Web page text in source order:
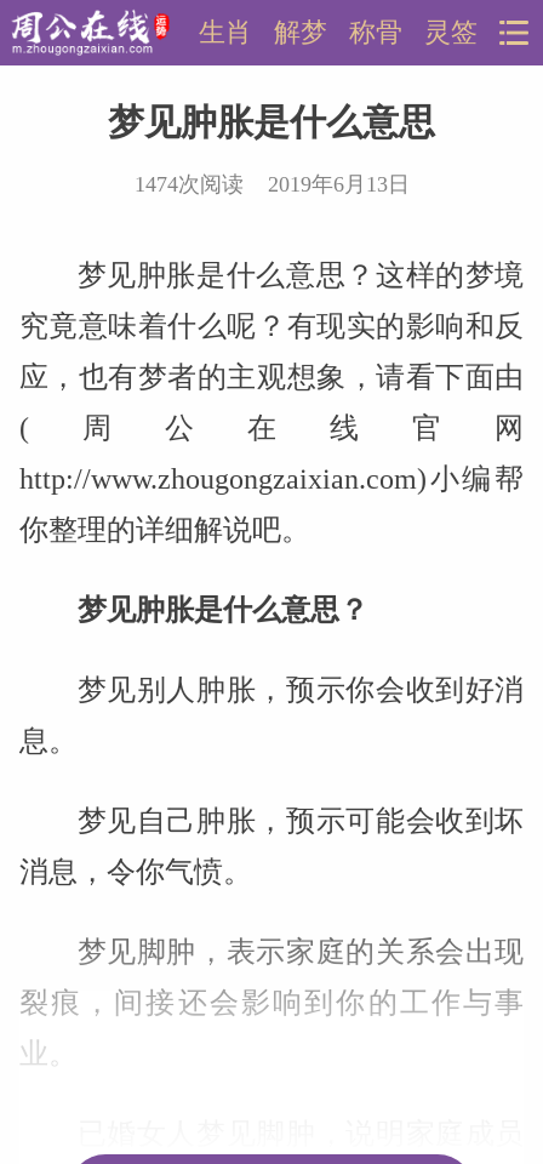
灵签
称骨
解梦
生肖
梦见肿胀是什么意思
1474次阅读 2019年6月13日
梦见肿胀是什么意思？这样的梦境
究竟意味着什么呢？有现实的影响和反
应，也有梦者的主观想象，请看下面由
(周公在线官网
http://www.zhougongzaixian.com)小编帮
你整理的详细解说吧。
梦见肿胀是什么意思？
梦见别人肿胀，预示你会收到好消
息。
梦见自己肿胀，预示可能会收到坏
消息，令你气愤。
梦见脚肿，表示家庭的关系会出现
裂痕，间接还会影响到你的工作与事
业。